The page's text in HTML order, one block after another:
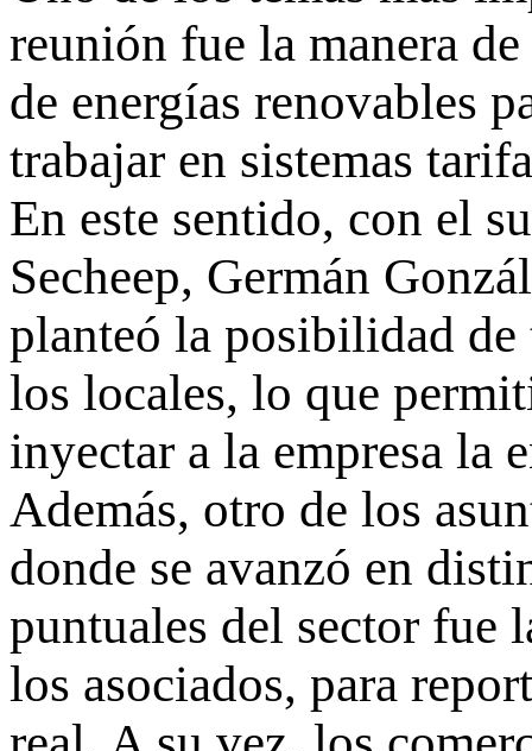
reunión fue la manera
de energías renovables
trabajar en sistemas
En este sentido, con el
Secheep, Germán
planteó la posibilidad de
los locales, lo que
inyectar a la empresa la
Además, otro de los
donde se avanzó en
puntuales del sector fue
los asociados, para